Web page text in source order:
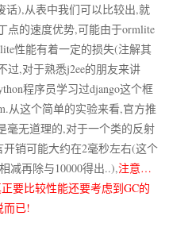
),从表中我们可以比较出,就
点的速度优势,可能由于ormlite
性能有着一定的损失(注解其
过,对于熟悉j2ee的朋友来讲
程序员学习过django这个框
从这个简单的实验来看,官方推
毫无道理的,对于一个类的反射
销可能大约在2毫秒左右(这个
减再除与10000得出..),注意…
要比较性能还要考虑到GC的
而已!